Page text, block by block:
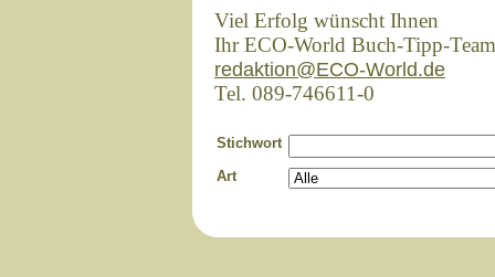
Viel Erfolg wünscht Ihnen
Ihr ECO-World Buch-Tipp-Team
redaktion@ECO-World.de
Tel. 089-746611-0
Stichwort
Art